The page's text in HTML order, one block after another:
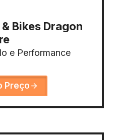
Bikes Dragon
e Performance
Preço